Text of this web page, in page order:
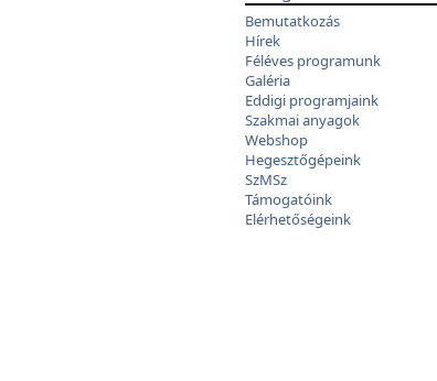
Bemutatkozás
Hírek
Féléves programunk
Galéria
Eddigi programjaink
Szakmai anyagok
Webshop
Hegesztőgépeink
SzMSz
Támogatóink
Elérhetőségeink